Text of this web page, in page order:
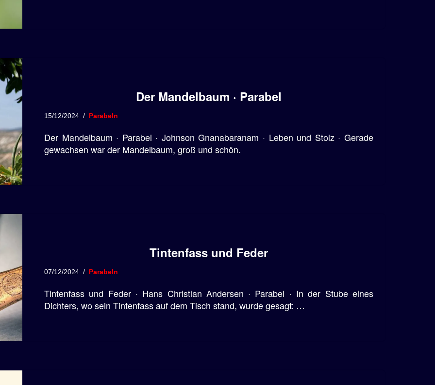
Der Mandelbaum · Parabel
15/12/2024 Parabeln
Der Mandelbaum · Parabel · Johnson Gnanabaranam · Leben und Stolz · Gerade
gewachsen war der Mandelbaum, groß und schön.
Tintenfass und Feder
07/12/2024 Parabeln
Tintenfass und Feder · Hans Christian Andersen · Parabel · In der Stube eines
Dichters, wo sein Tintenfass auf dem Tisch stand, wurde gesagt: …